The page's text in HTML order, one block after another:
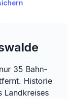
35 Bahn-
Historie
Landkreises